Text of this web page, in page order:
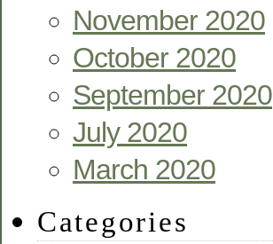
November 2020
October 2020
September 2020
July 2020
March 2020
Categories